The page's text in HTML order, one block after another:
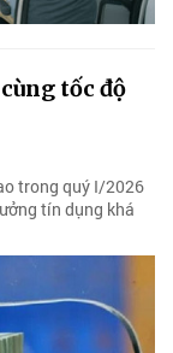
tốc độ
trong quý I/2026
tín dụng khá